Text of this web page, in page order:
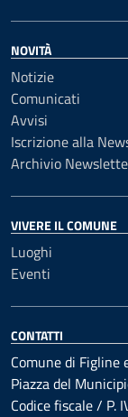
NOVITÀ
Notizie
Comunicati
Avvisi
Iscrizione alla
Archivio
VIVERE IL COMUNE
Luoghi
Eventi
CONTATTI
Comune di Figline
Piazza del
Codice fiscale / P.